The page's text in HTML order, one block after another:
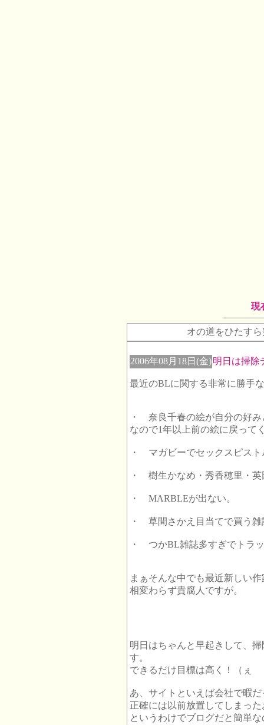
現
オの道をひたす
2006年08月18日(金)明日は掃除
最近のBLに関する非常に勝手
・ 奈良千春の絵が自分の好
なので1年以上前の絵に戻って
・ マガビーでセックスピス
・ 樹生かなめ・秀香穂里・
・ MARBLEが出ない。
・ 草間さかえ目当てで買う
・ つかBL雑誌多すぎでトラ
まぁそんな中でも最近新しい
相変わらず貴腐人ですが。
明日はちゃんと早起きして、
す。
できるだけ目標は高く！（ぇ
あ、サイトといえば会社で暇
正確には以前放置してしまっ
というわけでブログだと簡単